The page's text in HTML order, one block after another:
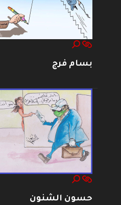
بسام فرج
حسون الشنون